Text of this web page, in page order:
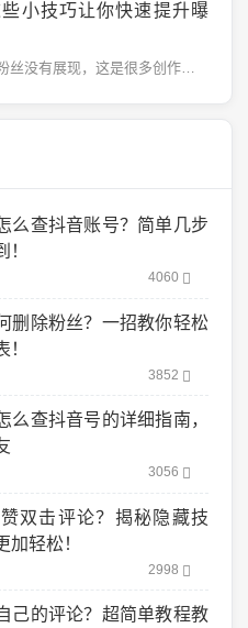
小技巧让你快速提升曝
在微头条上发布内容，但却发现粉丝没有展现，这是很多创作者都会遇到的问题。大家辛辛苦苦策划内容，期望得...
么查抖音账号？简单几步
4060
删除粉丝？一招教你轻松
3852
么查抖音号的详细指南，
3056
双击评论？揭秘隐藏技
加轻松！
2998
己的评论？超简单教程教